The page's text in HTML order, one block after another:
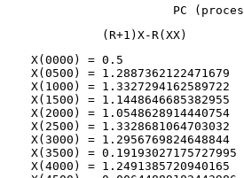
X(0000) = 0.5
X(0500) = 1.2887362122471679
X(1000) = 1.3327294162589722
X(1500) = 1.1448646685382955
X(2000) = 1.0548628914440754
X(2500) = 1.3328681064703032
X(3000) = 1.2956769824648844
X(3500) =
X(4000) = 1.2491385720940165